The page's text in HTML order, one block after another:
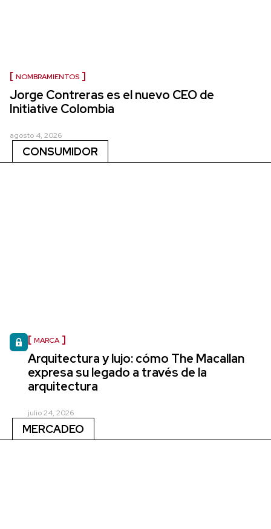
NOMBRAMIENTOS
Jorge Contreras es el nuevo CEO de
Initiative Colombia
agosto 4, 2026
CONSUMIDOR
MARCA
Arquitectura y lujo: cómo The Macallan
expresa su legado a través de la
arquitectura
julio 24, 2026
MERCADEO